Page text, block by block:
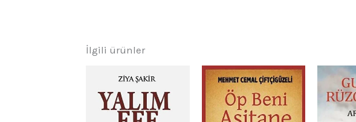
İlgili ürünler